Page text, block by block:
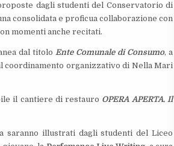
dagli studenti del Conservatorio di
consolidata e proficua collaborazione con
momenti anche recitati.
dal titoloEnte Comunale di Consumo, a
coordinamento organizzativo di Nella Mari
il cantiere di restauro OPERA APERTA. Il
saranno illustrati dagli studenti del Liceo